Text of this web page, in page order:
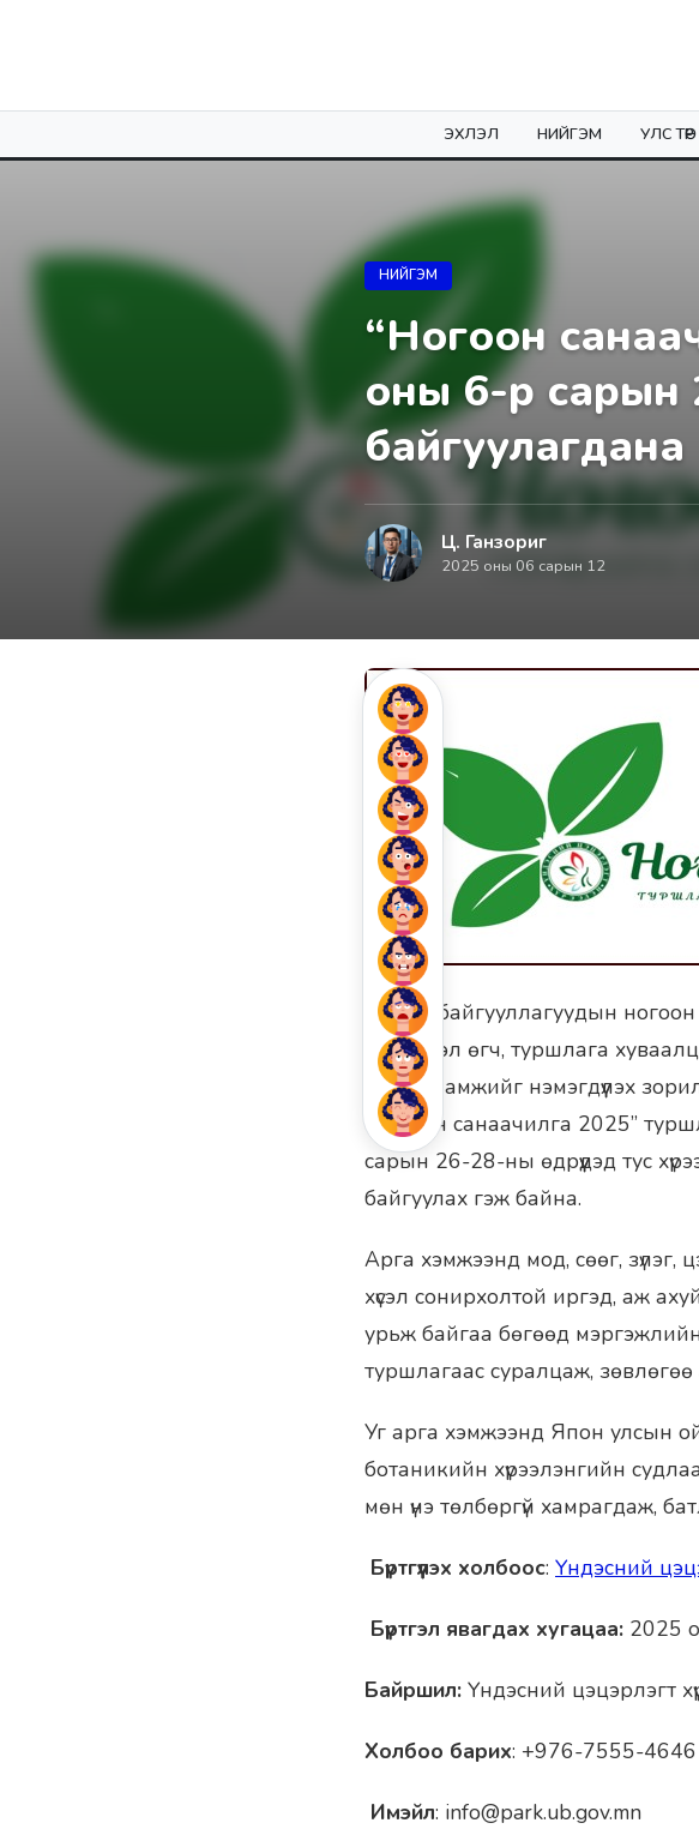
ЭХЛЭЛ НИЙГЭМ УЛС ТӨР
НИЙГЭМ
“Ногоон
оны 6-р сарын
байгуулагдана
Ц. Ганзориг
2025 оны 06 сарын 12
Иргэд, байгууллагуудын
мэдээлэл өгч, туршлага
байгууламжийг нэмэгдүүлэх
“Ногоон санаачилга 2025”
сарын 26-28-ны өдрүүдэд тус
байгуулах гэж байна.
Арга хэмжээнд мод, сөөг, зүлэг,
хүсэл сонирхолтой иргэд, аж
урьж байгаа бөгөөд
туршлагаас суралцаж,
Уг арга хэмжээнд Япон улсын
ботаникийн хүрээлэнгийн
мөн үнэ төлбөргүй хамрагдаж,
Бүртгүүлэх холбоос: Үндэсний
Бүртгэл явагдах хугацаа: 2025
Байршил: Үндэсний цэцэрлэгт
Холбоо барих: +976-7555-4646
Имэйл: info@park.ub.gov.mn